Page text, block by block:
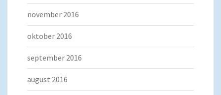
november 2016
oktober 2016
september 2016
august 2016